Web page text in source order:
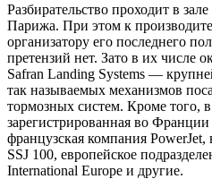
Разбирательство проходит в
Парижа. При этом к
организатору его последнего
претензий нет. Зато в их числе
Safran Landing Systems —
так называемых механизмов
тормозных систем. Кроме того,
зарегистрированная во Франции
французская компания
SSJ 100, европейское
International Europe и другие.